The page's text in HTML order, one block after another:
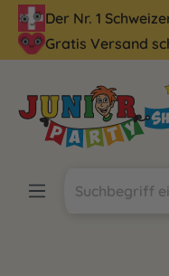
springen
Der Nr. 1
Gratis Versand